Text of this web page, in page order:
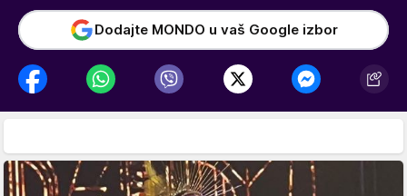
Dodajte MONDO u vaš Google izbor